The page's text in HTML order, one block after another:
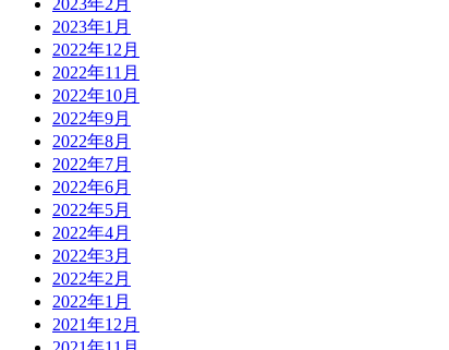
2023年2月
2023年1月
2022年12月
2022年11月
2022年10月
2022年9月
2022年8月
2022年7月
2022年6月
2022年5月
2022年4月
2022年3月
2022年2月
2022年1月
2021年12月